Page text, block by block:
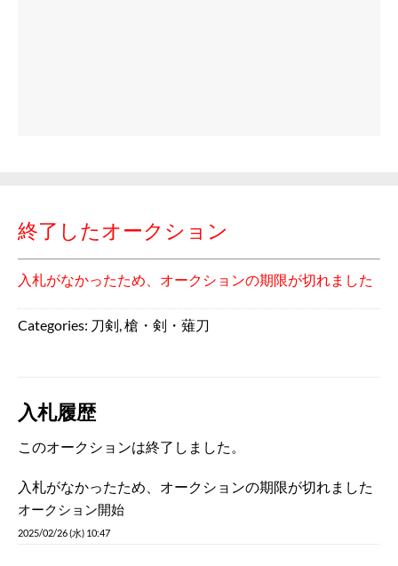
終了したオークション
入札がなかったため、オークションの期限が切れました
Categories: 刀剣,槍・剣・薙刀
入札履歴
このオークションは終了しました。
入札がなかったため、オークションの期限が切れました
オークション開始
2025/02/26 (水) 10:47